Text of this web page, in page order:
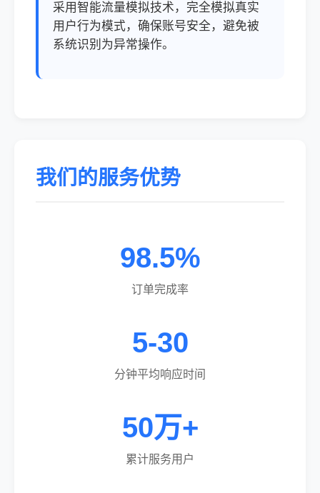
采用智能流量模拟技术，完全模拟真实
用户行为模式，确保账号安全，避免被
系统识别为异常操作。
我们的服务优势
98.5%
订单完成率
5-30
分钟平均响应时间
50万+
累计服务用户